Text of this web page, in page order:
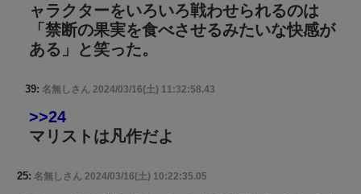
ャラクターをいろいろ戦わせられるのは
「禁断の果実を食べさせるみたいな快感が
ある」と笑った。
39: 名無しさん 2024/03/16(土) 11:32:58.43
>>24
マリストは凡作だよ
25: 名無しさん 2024/03/16(土) 10:22:35.05